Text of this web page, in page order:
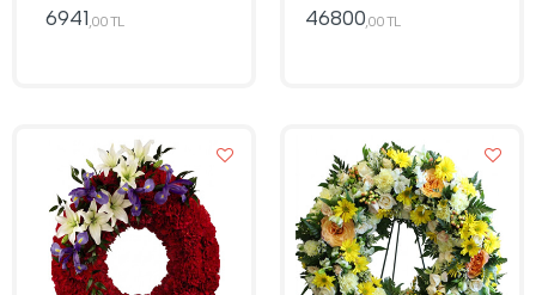
6941,00 TL 46800,00 TL